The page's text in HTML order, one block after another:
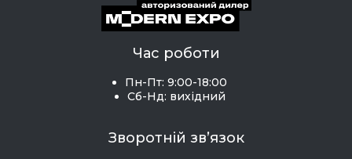
Час роботи
Пн-Пт: 9:00-18:00
Сб-Нд: вихідний
Зворотній зв’язок